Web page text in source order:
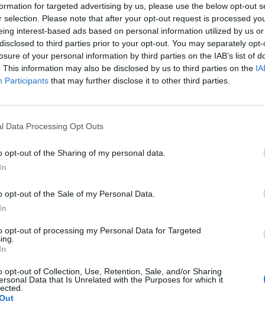
for targeted advertising by us, please use the below opt-out
selection. Please note that after your opt-out request is processed
interest-based ads based on personal information utilized by us
to third parties prior to your opt-out. You may separately
of your personal information by third parties on the IAB’s list of
This information may also be disclosed by us to third parties on the
Participants that may further disclose it to other third parties.
Data Processing Opt Outs
opt-out of the Sharing of my personal data.
opt-out of the Sale of my Personal Data.
opt-out of processing my Personal Data for Targeted
opt-out of Collection, Use, Retention, Sale, and/or Sharing
Data that Is Unrelated with the Purposes for which it
kryptingai laikomasi plano iki antradienio paskutiniu
ne tik turistus, bet ir ten gyvenančius ar dirbančius
savo klientų saugumu, o atsižvelgdami į jų patirtus
užsakomieji skrydžiai vasario 10 ir 17 dienomis. Visi
yra atšauktos, atgauna 100 proc. sumokėtų pinigų.
pakeisti skrydžio datą į vėlesnę arba pasirinkti kitą